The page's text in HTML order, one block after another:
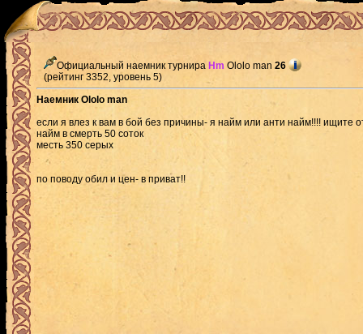
Официальный наемник турнира Hm Ololo man 26
(рейтинг 3352, уровень 5)
Наемник Ololo man
если я влез к вам в бой без причины- я найм или анти найм!!!! ищите
найм в смерть 50 соток
месть 350 серых
по поводу обил и цен- в приват!!